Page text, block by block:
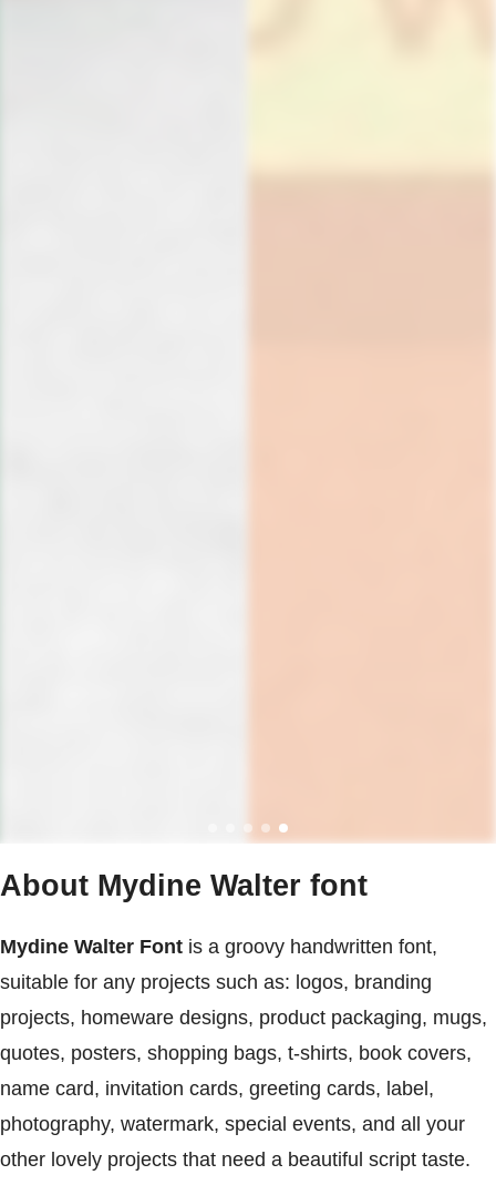
About Mydine Walter font
Mydine Walter Font is a groovy handwritten font,
suitable for any projects such as: logos, branding
projects, homeware designs, product packaging, mugs,
quotes, posters, shopping bags, t-shirts, book covers,
name card, invitation cards, greeting cards, label,
photography, watermark, special events, and all your
other lovely projects that need a beautiful script taste.